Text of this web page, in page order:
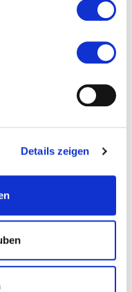
Details zeigen